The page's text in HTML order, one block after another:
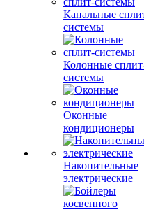
Канальные
системы
Колонные
системы
Оконные
кондиционеры
Накопительные
электрические